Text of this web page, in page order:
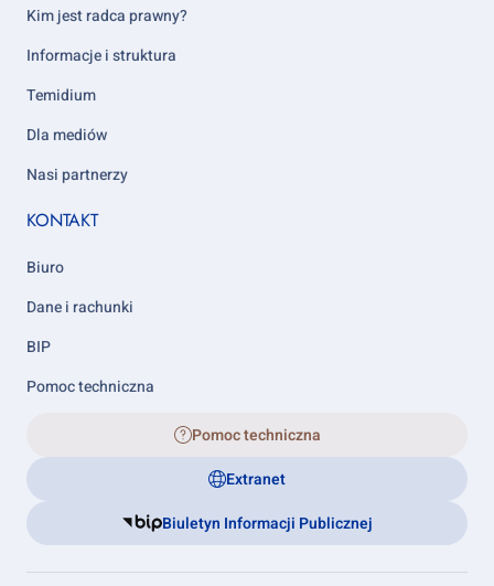
5
Kim jest radca prawny?
Informacje i struktura
Temidium
Dla mediów
Nasi partnerzy
KONTAKT
Biuro
Dane i rachunki
BIP
Pomoc techniczna
Pomoc techniczna
Extranet
Biuletyn Informacji Publicznej